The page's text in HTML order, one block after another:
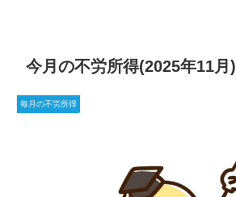
今月の不労所得(2025年11月)
毎月の不労所得